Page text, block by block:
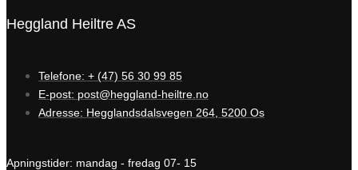
Heggland Heiltre AS
Telefone: + (47) 56 30 99 85
E-post: post@heggland-heiltre.no
Adresse: Hegglandsdalsvegen 264, 5200 Os
Apningstider: mandag - fredag 07- 15